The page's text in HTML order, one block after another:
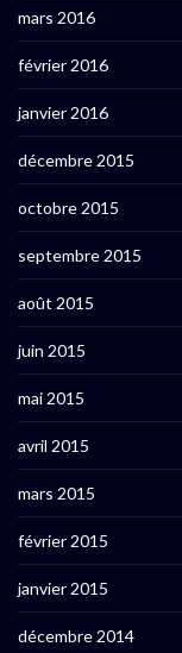
mars 2016
février 2016
janvier 2016
décembre 2015
octobre 2015
septembre 2015
août 2015
juin 2015
mai 2015
avril 2015
mars 2015
février 2015
janvier 2015
décembre 2014